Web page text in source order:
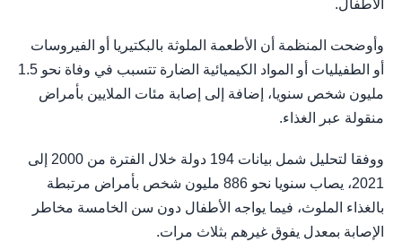
الأطفال.
وأوضحت المنظمة أن الأطعمة الملوثة بالبكتيريا أو الفيروسات
أو الطفيليات أو المواد الكيميائية الضارة تتسبب في وفاة نحو 1.5
مليون شخص سنويا، إضافة إلى إصابة مئات الملايين بأمراض
منقولة عبر الغذاء.
ووفقا لتحليل شمل بيانات 194 دولة خلال الفترة من 2000 إلى
2021، يصاب سنويا نحو 886 مليون شخص بأمراض مرتبطة
بالغذاء الملوث، فيما يواجه الأطفال دون سن الخامسة مخاطر
الإصابة بمعدل يفوق غيرهم بثلاث مرات.